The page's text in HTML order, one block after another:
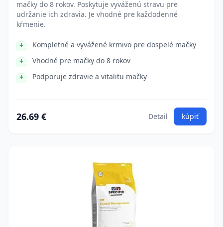
mačky do 8 rokov. Poskytuje vyváženú stravu pre
udržanie ich zdravia. Je vhodné pre každodenné
kŕmenie.
Kompletné a vyvážené krmivo pre dospelé mačky
Vhodné pre mačky do 8 rokov
Podporuje zdravie a vitalitu mačky
26.69 € Detail kúpiť